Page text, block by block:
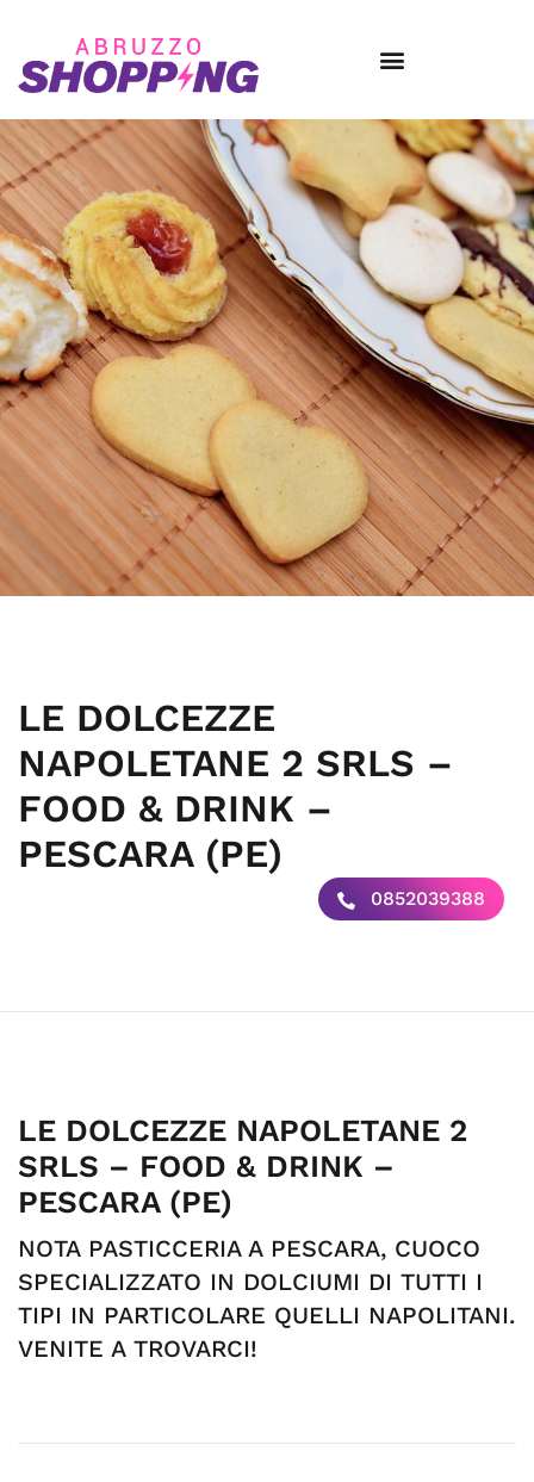
LE DOLCEZZE
NAPOLETANE 2 SRLS –
FOOD & DRINK –
PESCARA (PE)
0852039388
LE DOLCEZZE NAPOLETANE 2
SRLS – FOOD & DRINK –
PESCARA (PE)
NOTA PASTICCERIA A PESCARA, CUOCO
SPECIALIZZATO IN DOLCIUMI DI TUTTI I
TIPI IN PARTICOLARE QUELLI NAPOLITANI.
VENITE A TROVARCI!